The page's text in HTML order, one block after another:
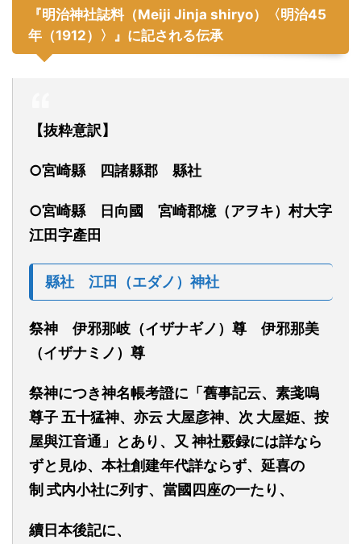
『明治神社誌料（Meiji Jinja shiryo）〈明治45
年（1912）〉』に記される伝承
【抜粋意訳】
○宮崎縣 四諸縣郡 縣社
○宮崎縣 日向國 宮崎郡檍（アヲキ）村大字
江田字產田
縣社 江田 （エダノ） 神社
祭神 伊邪那岐 （イザナギノ） 尊
伊邪那美
（イザナミノ） 尊
祭神につき神名帳考證に 「舊事記云、 素戔嗚
尊子 五十猛神、 亦云 大屋彦神、 次 大屋姫、 按
屋與江音通 」 とあり、又 神社覈録には詳なら
ずと見ゆ、 本社創建年代詳ならず、 延喜の
制 式内小社に列す、 當國 四 座の一た り、
續日本後記に、